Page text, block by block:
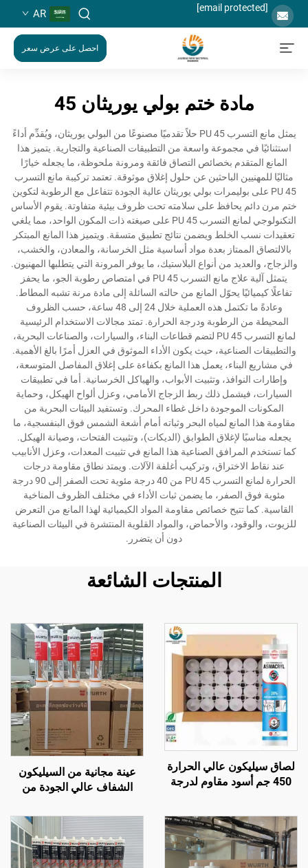
[email protected]
AR
احصل على عرض سعر
مادة ختم بولي يوريثان 45
يمثل مانع التسرب PU 45 حلاً تقدميًا مصنوعًا من البولي يوريثان، ويُقدِّم أداءً
استثنائيًا في مجموعة واسعة من التطبيقات الصناعية والتجارية. يتميز هذا
المانع المتقدم بخصائص التصاق فائقة ومرونة ملحوظة، ما يجعله خيارًا
مثاليًا للمهنيين الباحثين عن حلول إغلاق موثوقة. تعتمد تركيبة مانع التسرب
PU 45 على بوليمرات بولي يوريثان عالية الجودة تتفاعل مع الرطوبة لتكوين
ختم مرن دائم يحافظ على سلامته تحت ظروف بيئية متفاوتة. يقوم الأساس
التكنولوجي لمانع التسرب PU 45 على صيغته ذات المكون الواحد، مما يلغي
تعقيدات نسب الخلط ويضمن نتائج تطبيق متسقة. ويتميز هذا المانع المبتكر
بالالتصاق الممتاز بعدة مواد أساسية مثل الخرسانة، والمعادن، والخشب،
والزجاج، والعديد من أنواع البلاستيك، ما يوفر المرونة التي يتطلبها المهنيون.
يتمثل آلية علاج مانع التسرب PU 45 في امتصاص رطوبة الجو، ما يحفز
تفاعلًا كيميائيًا يحوّل المانع من حالته السائلة إلى مادة مرنة تشبه المطاط.
وعادةً ما تكتمل هذه العملية خلال 24 إلى 48 ساعة، حسب الظروف
المحيطة من الرطوبة ودرجة الحرارة. تمتد مجالات الاستخدام الرئيسية
لمانع التسرب PU 45 لتضم قطاعات البناء، والسيارات، والصناعات البحرية،
والتطبيقات الصناعية، حيث يكون الأداء الموثوق في العزل أمرًا بالغ الأهمية.
في مشاريع البناء، يعمل هذا المانع بكفاءة على إغلاق المفاصل المتوسعة،
وإطارات النوافذ، وتثبيت الأبواب، والهياكل الخرسانية. أما في تطبيقات
السيارات، فيشمل ذلك ربط الزجاج الأمامي، وعزل ألواح الهيكل، وحماية
المكونات الموجودة داخل غطاء المحرك. وتستفيد البيئات البحرية من
مقاومة هذا المانع لمياه البحر وثباته أمام أشعة الشمس فوق البنفسجية، ما
يجعله مناسبًا لإغلاق الطوابق (الديكات)، وتثبيت الفتحات، وصيانة الهيكل.
كما تستخدم المرافق الصناعية هذا المانع في تثبيت المعدات، وعزل الأنابيب
عند نقاط الاختراق، وتركيب أغلفة الآلات. ويمتد نطاق مقاومة درجات
الحرارة لمانع التسرب PU 45 من 40 درجة مئوية تحت الصفر إلى 90 درجة
مئوية فوق الصفر، ما يضمن ثبات الأداء في مختلف الظروف المناخية
القاسية. كما تتيح خصائص مقاومة المواد الكيميائية لهذا المانع من التعرض
للزيوت، والوقود، والأحماض، والمواد القلوية المنتشرة في البيئات الصناعية
دون أن يتضرر.
المنتجات الشائعة
لصاق سيليكون عالي الحرارة
450 جم أسود مقاوم لدرجة
المقاوم للحرارة
عينة مجانية من السيليكون
الشفاف عالي الجودة من
WACKER وبسعر رخيص
للبناء